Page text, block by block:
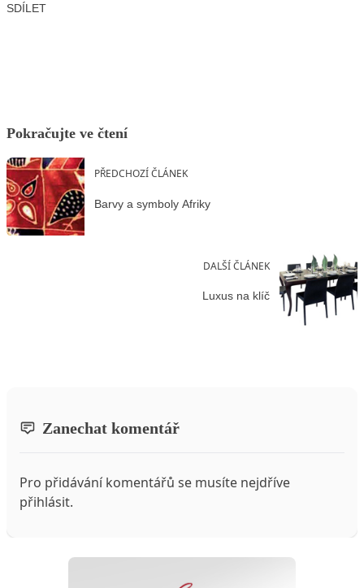
SDÍLET
Pokračujte ve čtení
PŘEDCHOZÍ ČLÁNEK
Barvy a symboly Afriky
DALŠÍ ČLÁNEK
Luxus na klíč
Zanechat komentář
Pro přidávání komentářů se musíte nejdříve
přihlásit.